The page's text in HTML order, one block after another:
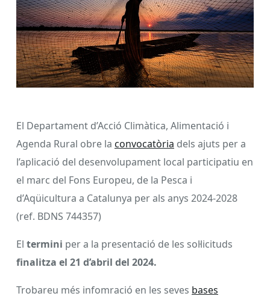
El Departament d’Acció Climàtica, Alimentació i
Agenda Rural obre la convocatòria dels ajuts per a
l’aplicació del desenvolupament local participatiu en
el marc del Fons Europeu, de la Pesca i
d’Aqüicultura a Catalunya per als anys 2024-2028
(ref. BDNS 744357)
El termini per a la presentació de les sol·licituds
finalitza el 21 d’abril del 2024.
Trobareu més infomració en les seves bases